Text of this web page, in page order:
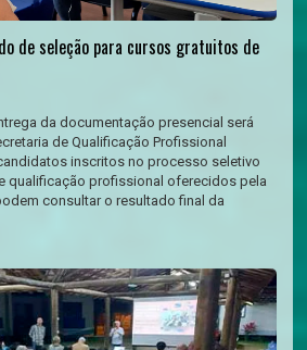
de seleção para cursos gratuitos de
da documentação presencial será
de Qualificação Profissional
inscritos no processo seletivo
qualificação profissional oferecidos pela
consultar o resultado final da